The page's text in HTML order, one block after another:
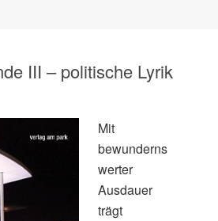
III – politische Lyrik
Mit
bewunderns
werter
Ausdauer
trägt